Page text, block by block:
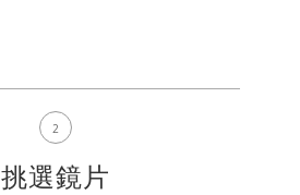
2
挑選鏡片